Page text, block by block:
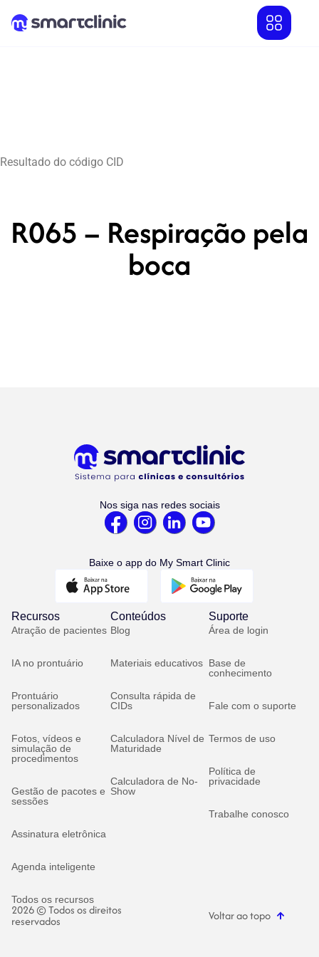
Resultado do código CID
R065 – Respiração pela
boca
Nos siga nas redes sociais
Baixe o app do My Smart Clinic
Recursos
Atração de pacientes
IA no prontuário
Prontuário
personalizados
Fotos, vídeos e
simulação de
procedimentos
Gestão de pacotes e
sessões
Assinatura eletrônica
Agenda inteligente
Todos os recursos
Conteúdos
Blog
Materiais educativos
Consulta rápida de
CIDs
Calculadora Nível de
Maturidade
Calculadora de No-
Show
Suporte
Área de login
Base de
conhecimento
Fale com o suporte
Termos de uso
Política de
privacidade
Trabalhe conosco
2026 © Todos os direitos
reservados Voltar ao topo